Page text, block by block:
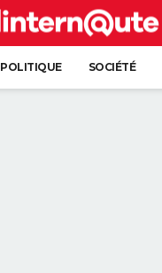
POLITIQUE SOCIÉTÉ